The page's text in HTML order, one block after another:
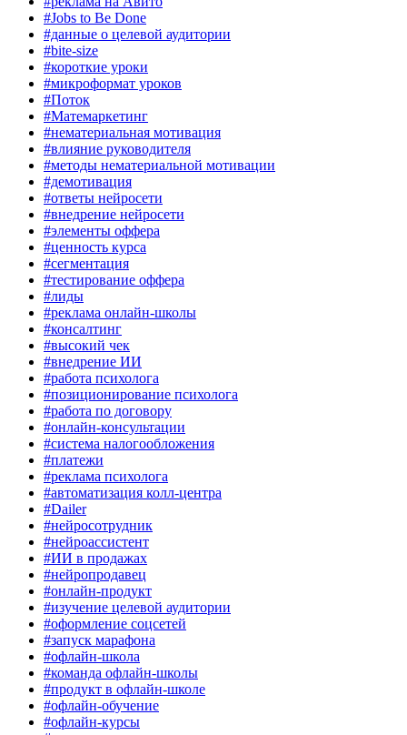
#Jobs to Be Done
#данные о целевой аудитории
#bite-size
#короткие уроки
#микроформат уроков
#Поток
#Матемаркетинг
#нематериальная мотивация
#влияние руководителя
#методы нематериальной мотивации
#демотивация
#ответы нейросети
#внедрение нейросети
#элементы оффера
#ценность курса
#сегментация
#тестирование оффера
#лиды
#реклама онлайн-школы
#консалтинг
#высокий чек
#внедрение ИИ
#работа психолога
#позиционирование психолога
#работа по договору
#онлайн-консультации
#система налогообложения
#платежи
#реклама психолога
#автоматизация колл-центра
#Dailer
#нейросотрудник
#нейроассистент
#ИИ в продажах
#нейропродавец
#онлайн-продукт
#изучение целевой аудитории
#оформление соцсетей
#запуск марафона
#офлайн-школа
#команда офлайн-школы
#продукт в офлайн-школе
#офлайн-обучение
#офлайн-курсы